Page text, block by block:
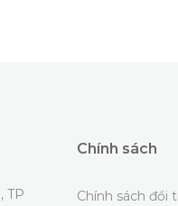
TP
Chính sách
Chính sách đổi